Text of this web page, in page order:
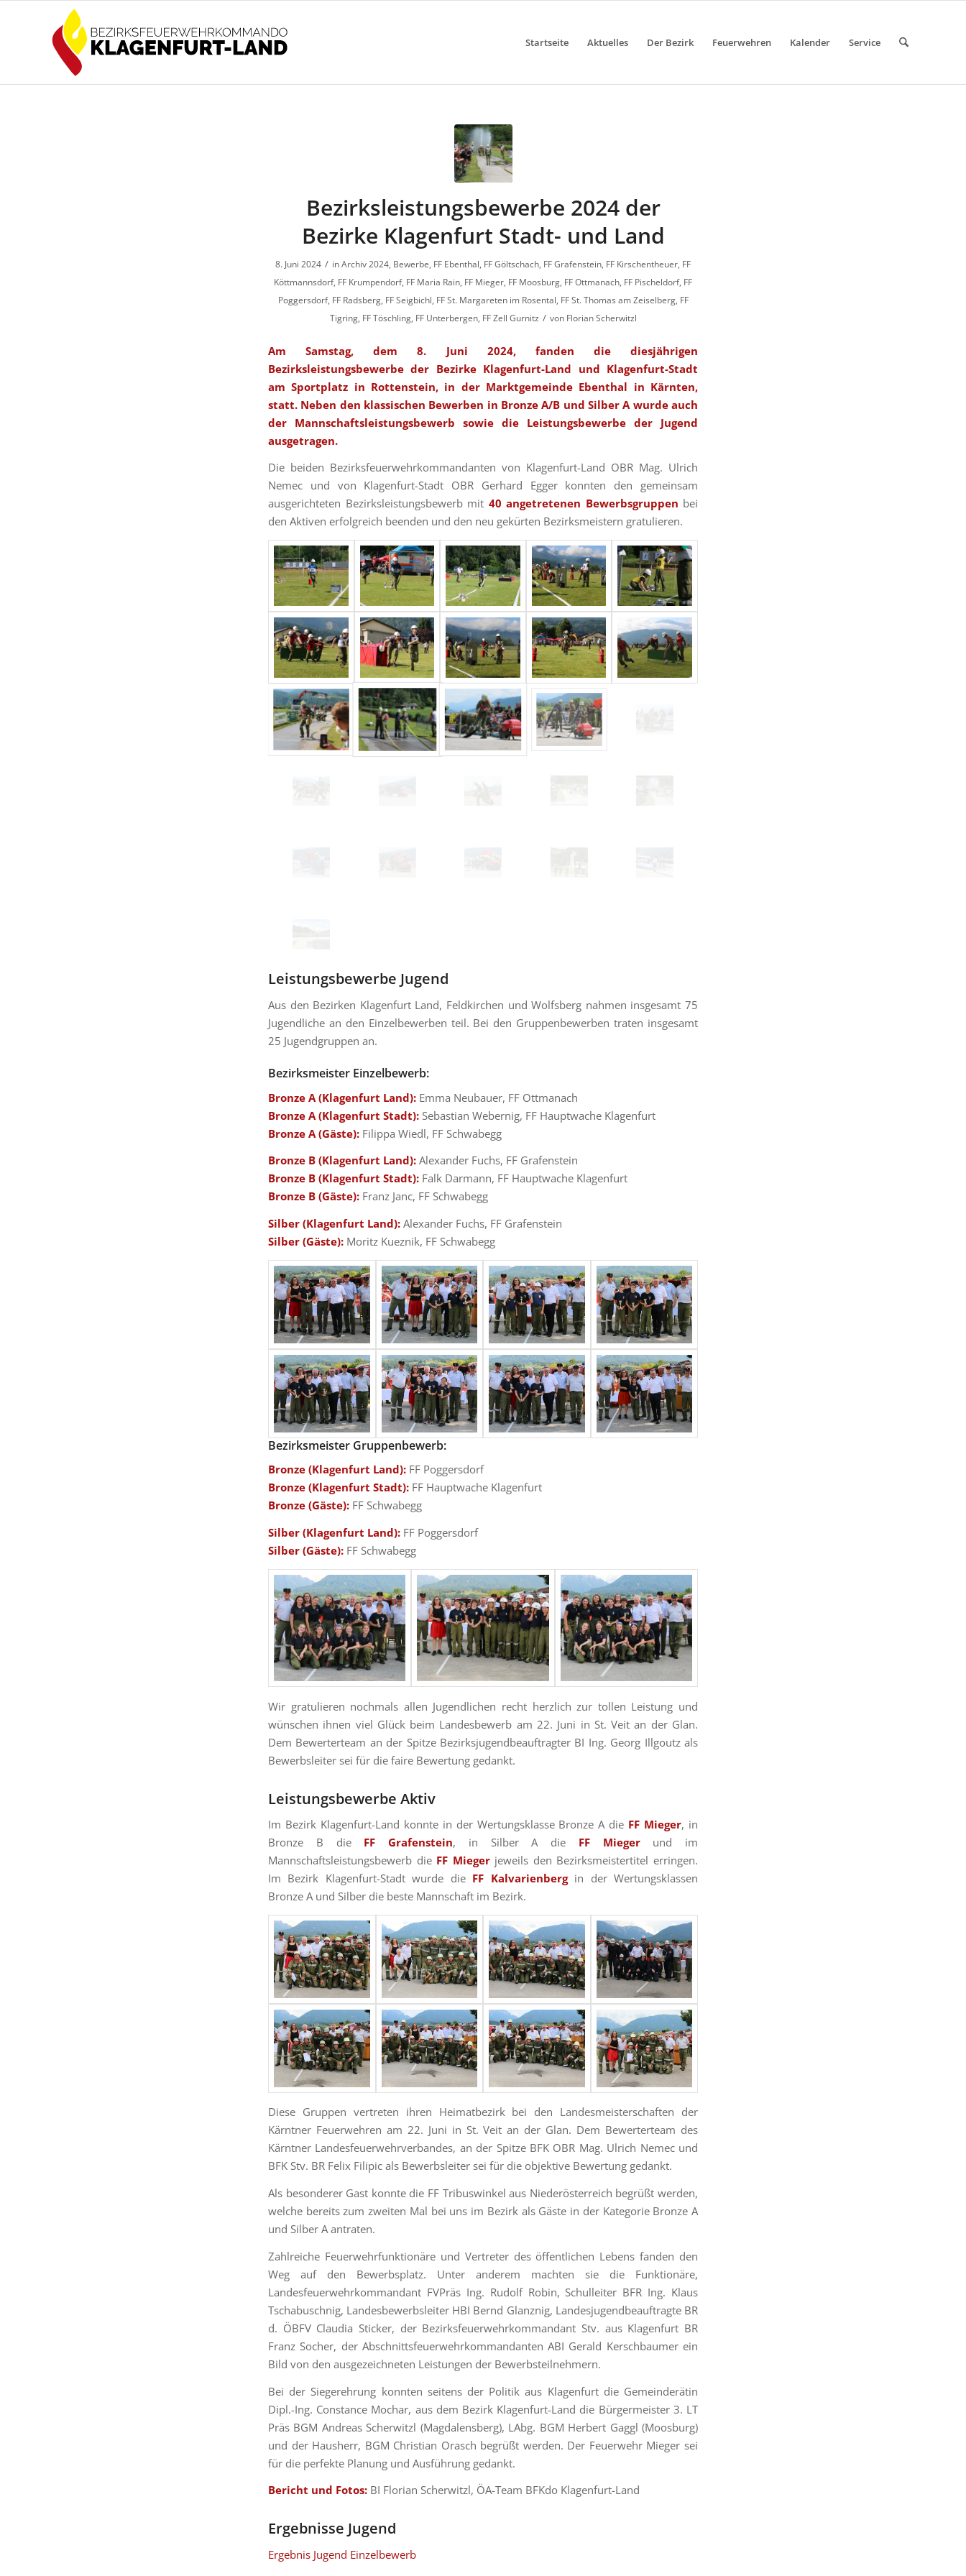
Startseite Aktuelles Der Bezirk Feuerwehren Kalender Service
Bezirksleistungsbewerbe 2024 der
Bezirke Klagenfurt Stadt- und Land
8. Juni 2024 / inArchiv 2024, Bewerbe, FF Ebenthal, FF Göltschach, FF Grafenstein, FF Kirschentheuer, FF
Köttmannsdorf, FF Krumpendorf, FF Maria Rain, FF Mieger, FF Moosburg, FF Ottmanach, FF Pischeldorf, FF
Poggersdorf, FF Radsberg, FF Seigbichl, FF St. Margareten im Rosental, FF St. Thomas am Zeiselberg, FF
Tigring, FF Töschling, FF Unterbergen, FF Zell Gurnitz / von Florian Scherwitzl
Am Samstag, dem 8. Juni 2024, fanden die diesjährigen
Bezirksleistungsbewerbe der Bezirke Klagenfurt-Land und Klagenfurt-Stadt
am Sportplatz in Rottenstein, in der Marktgemeinde Ebenthal in Kärnten,
statt. Neben den klassischen Bewerben in Bronze A/B und Silber A wurde auch
der Mannschaftsleistungsbewerb sowie die Leistungsbewerbe der Jugend
ausgetragen.
Die beiden Bezirksfeuerwehrkommandanten von Klagenfurt-Land OBR Mag. Ulrich
Nemec und von Klagenfurt-Stadt OBR Gerhard Egger konnten den gemeinsam
ausgerichteten Bezirksleistungsbewerb mit 40 angetretenen Bewerbsgruppen bei
den Aktiven erfolgreich beenden und den neu gekürten Bezirksmeistern gratulieren.
Leistungsbewerbe Jugend
Aus den Bezirken Klagenfurt Land, Feldkirchen und Wolfsberg nahmen insgesamt 75
Jugendliche an den Einzelbewerben teil. Bei den Gruppenbewerben traten insgesamt
25 Jugendgruppen an.
Bezirksmeister Einzelbewerb:
Bronze A (Klagenfurt Land): Emma Neubauer, FF Ottmanach
Bronze A (Klagenfurt Stadt): Sebastian Webernig, FF Hauptwache Klagenfurt
Bronze A (Gäste): Filippa Wiedl, FF Schwabegg
Bronze B (Klagenfurt Land): Alexander Fuchs, FF Grafenstein
Bronze B (Klagenfurt Stadt): Falk Darmann, FF Hauptwache Klagenfurt
Bronze B (Gäste): Franz Janc, FF Schwabegg
Silber (Klagenfurt Land): Alexander Fuchs, FF Grafenstein
Silber (Gäste): Moritz Kueznik, FF Schwabegg
Bezirksmeister Gruppenbewerb:
Bronze (Klagenfurt Land): FF Poggersdorf
Bronze (Klagenfurt Stadt): FF Hauptwache Klagenfurt
Bronze (Gäste): FF Schwabegg
Silber (Klagenfurt Land): FF Poggersdorf
Silber (Gäste): FF Schwabegg
Wir gratulieren nochmals allen Jugendlichen recht herzlich zur tollen Leistung und
wünschen ihnen viel Glück beim Landesbewerb am 22. Juni in St. Veit an der Glan.
Dem Bewerterteam an der Spitze Bezirksjugendbeauftragter BI Ing. Georg Illgoutz als
Bewerbsleiter sei für die faire Bewertung gedankt.
Leistungsbewerbe Aktiv
Im Bezirk Klagenfurt-Land konnte in der Wertungsklasse Bronze A die FF Mieger, in
Bronze B die FF Grafenstein, in Silber A die FF Miegerund im
Mannschaftsleistungsbewerb die FF Miegerjeweils den Bezirksmeistertitel erringen.
Im Bezirk Klagenfurt-Stadt wurde die FF Kalvarienbergin der Wertungsklassen
Bronze A und Silber die beste Mannschaft im Bezirk.
Diese Gruppen vertreten ihren Heimatbezirk bei den Landesmeisterschaften der
Kärntner Feuerwehren am 22. Juni in St. Veit an der Glan. Dem Bewerterteam des
Kärntner Landesfeuerwehrverbandes, an der Spitze BFK OBR Mag. Ulrich Nemec und
BFK Stv. BR Felix Filipic als Bewerbsleiter sei für die objektive Bewertung gedankt.
Als besonderer Gast konnte die FF Tribuswinkel aus Niederösterreich begrüßt werden,
welche bereits zum zweiten Mal bei uns im Bezirk als Gäste in der Kategorie Bronze A
und Silber A antraten.
Zahlreiche Feuerwehrfunktionäre und Vertreter des öffentlichen Lebens fanden den
Weg auf den Bewerbsplatz. Unter anderem machten sie die Funktionäre,
Landesfeuerwehrkommandant FVPräs Ing. Rudolf Robin, Schulleiter BFR Ing. Klaus
Tschabuschnig, Landesbewerbsleiter HBI Bernd Glanznig, Landesjugendbeauftragte BR
d. ÖBFV Claudia Sticker, der Bezirksfeuerwehrkommandant Stv. aus Klagenfurt BR
Franz Socher, der Abschnittsfeuerwehrkommandanten ABI Gerald Kerschbaumer ein
Bild von den ausgezeichneten Leistungen der Bewerbsteilnehmern.
Bei der Siegerehrung konnten seitens der Politik aus Klagenfurt die Gemeinderätin
Dipl.-Ing. Constance Mochar, aus dem Bezirk Klagenfurt-Land die Bürgermeister 3. LT
Präs BGM Andreas Scherwitzl (Magdalensberg), LAbg. BGM Herbert Gaggl (Moosburg)
und der Hausherr, BGM Christian Orasch begrüßt werden. Der Feuerwehr Mieger sei
für die perfekte Planung und Ausführung gedankt.
Bericht und Fotos: BI Florian Scherwitzl, ÖA-Team BFKdo Klagenfurt-Land
Ergebnisse Jugend
Ergebnis Jugend Einzelbewerb